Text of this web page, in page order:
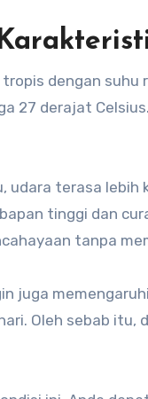
tropis dengan
27 derajat
udara terasa
tinggi dan
tanpa
juga
Oleh sebab